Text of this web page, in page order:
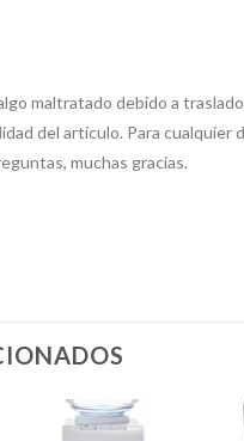
maltratado debido a
del artículo. Para cualquier
muchas gracias.